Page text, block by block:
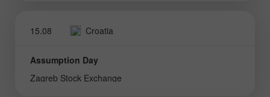
15.08 Croatia
Assumption Day
Zagreb Stock Exchange